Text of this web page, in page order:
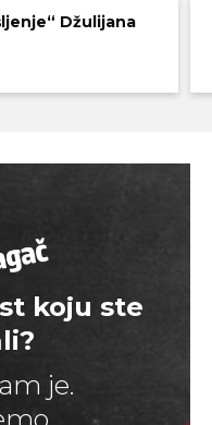
Džulijana
koju ste
je.